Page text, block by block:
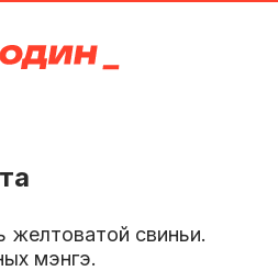
свиньи.
мэнгэ.